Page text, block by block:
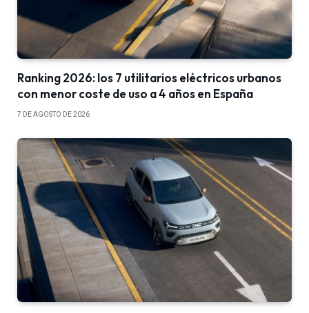
Ranking 2026: los 7 utilitarios eléctricos urbanos
con menor coste de uso a 4 años en España
7 DE AGOSTO DE 2026